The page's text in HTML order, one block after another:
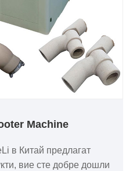
Machine
в Китай предлагат
вие сте добре дошли